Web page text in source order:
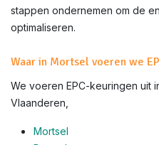
stappen ondernemen om de
optimaliseren.
Waar in Mortsel voeren we
We voeren EPC-keuringen uit
Vlaanderen,
Mortsel